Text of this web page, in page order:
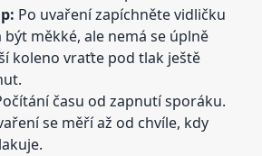
Po uvaření zapíchněte vidličku
měkké, ale nemá se úplně
koleno vraťte pod tlak ještě
času od zapnutí sporáku.
se měří až od chvíle, kdy